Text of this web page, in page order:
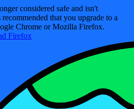
considered safe and isn't
that you upgrade to a
Chrome or Mozilla Firefox.
Firefox